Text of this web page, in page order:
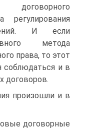
регулирования
И если
метода
права, то этот
соблюдаться и в
договоров.
произошли и в
договорные